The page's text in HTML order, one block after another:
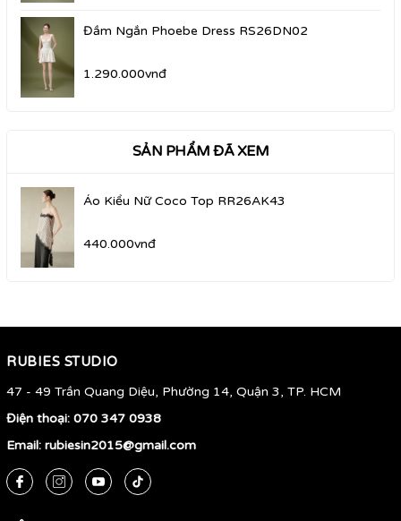
Đầm Ngắn Phoebe Dress RS26DN02
1.290.000vnđ
SẢN PHẨM ĐÃ XEM
Áo Kiểu Nữ Coco Top RR26AK43
440.000vnđ
RUBIES STUDIO
47 - 49 Trần Quang Diệu, Phường 14, Quận 3, TP. HCM
Điện thoại: 070 347 0938
Email: rubiesin2015@gmail.com